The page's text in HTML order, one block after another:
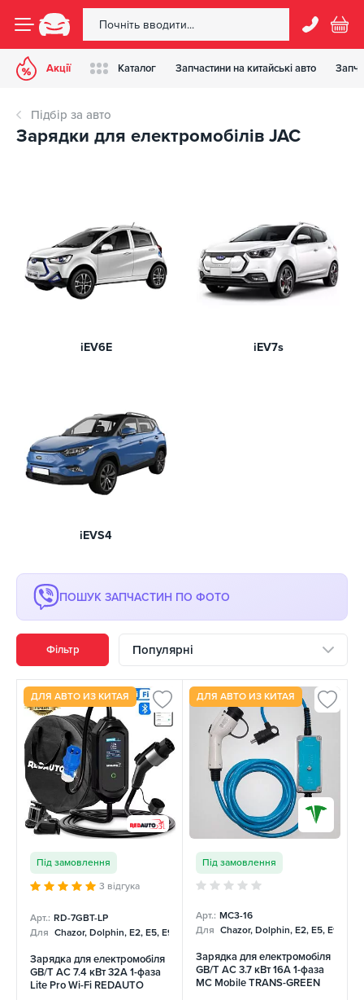
Акції Каталог Запчастини на китайські авто
Підбір за авто
Зарядки для електромобілів JAC
iEV6E iEV7s
iEVS4
ПОШУК ЗАПЧАСТИН ПО ФОТО
Фільтр Популярні
ДЛЯ АВТО ИЗ КИТАЯ
Під замовлення
3 відгука
Арт.: RD-7GBT-LP
Для Chazor, Dolphin, E2, E5, E9, Mercedes, Tang
Зарядка для електромобіля
GB/T AC 7.4 кВт 32А 1-фаза
Lite Pro Wi-Fi REDAUTO
ДЛЯ АВТО ИЗ КИТАЯ
Під замовлення
Арт.: MC3-16
Для Chazor, Dolphin, E2, E5, E9,
Зарядка для електромобіля
GB/T AC 3.7 кВт 16А 1-фаза
MC Mobile TRANS-GREEN